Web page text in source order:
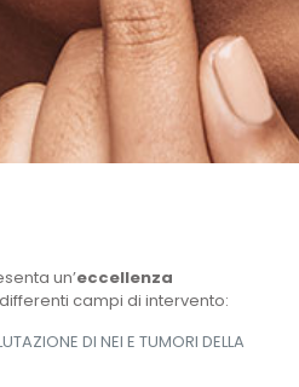
un’eccellenza
campi di intervento:
DI NEI E TUMORI DELLA